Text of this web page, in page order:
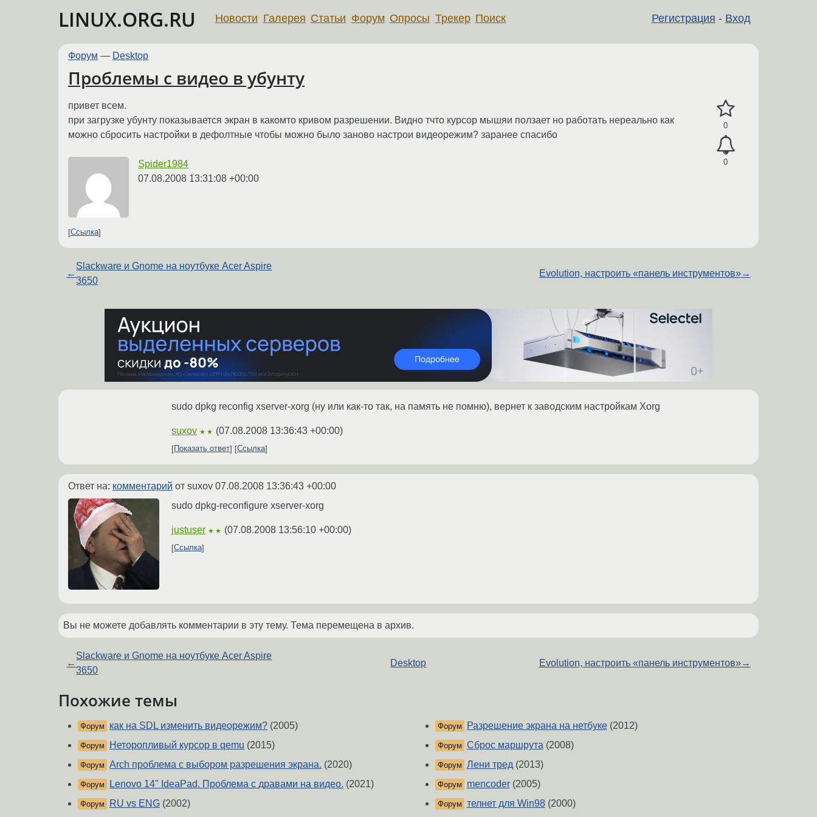
LINUX.ORG.RU Регистрация - Вход
Новости Галерея Статьи Форум Опросы Трекер Поиск
Форум — Desktop
Проблемы с видео в убунту
0
0
привет всем.
при загрузке убунту показывается экран в какомто кривом разрешении. Видно тчто курсор мышяи ползает но работать нереально как
можно сбросить настройки в дефолтные чтобы можно было заново настрои видеорежим? заранее спасибо
Spider1984
07.08.2008 13:31:08 +00:00
Ссылка
←
Slackware и Gnome на ноутбуке Acer Aspire
3650
Evolution, настроить «панель инструментов»→
sudo dpkg reconfig xserver-xorg (ну или как-то так, на память не помню), вернет к заводским настройкам Xorg
suxov ★★ (07.08.2008 13:36:43 +00:00)
Показать ответ Ссылка
Ответ на: комментарий от suxov 07.08.2008 13:36:43 +00:00
sudo dpkg-reconfigure xserver-xorg
justuser ★★ (07.08.2008 13:56:10 +00:00)
Ссылка
Вы не можете добавлять комментарии в эту тему. Тема перемещена в архив.
←
Slackware и Gnome на ноутбуке Acer Aspire
3650
Desktop Evolution, настроить «панель инструментов»→
Похожие темы
Форум как на SDL изменить видеорежим? (2005)
Форум Неторопливый курсор в qemu (2015)
Форум Arch проблема с выбором разрешения экрана. (2020)
Форум Lenovo 14" IdeaPad. Проблема с дравами на видео. (2021)
Форум RU vs ENG (2002)
Форум Разрешение экрана на нетбуке(2012)
Форум Сброс маршрута(2008)
Форум Лени тред(2013)
Форум mencoder(2005)
Форум телнет для Win98(2000)